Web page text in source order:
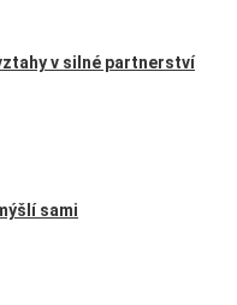
v silné partnerství
sami